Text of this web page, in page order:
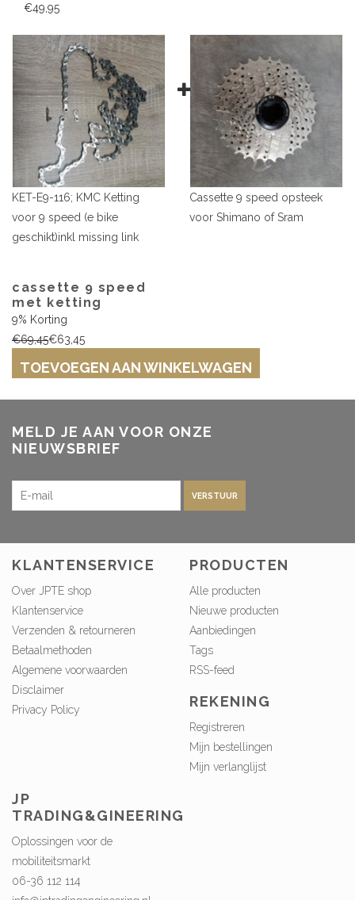
€49,95
KET-E9-116; KMC Ketting
voor 9 speed (e bike
geschikt)inkl missing link
Cassette 9 speed opsteek
voor Shimano of Sram
cassette 9 speed
met ketting
9% Korting
€69,45€63,45
TOEVOEGEN AAN WINKELWAGEN
MELD JE AAN VOOR ONZE
NIEUWSBRIEF
VERSTUUR
KLANTENSERVICE
Over JPTE shop
Klantenservice
Verzenden & retourneren
Betaalmethoden
Algemene voorwaarden
Disclaimer
Privacy Policy
PRODUCTEN
Alle producten
Nieuwe producten
Aanbiedingen
Tags
RSS-feed
REKENING
Registreren
Mijn bestellingen
Mijn verlanglijst
JP
TRADING&GINEERING
Oplossingen voor de
mobiliteitsmarkt
06-36 112 114